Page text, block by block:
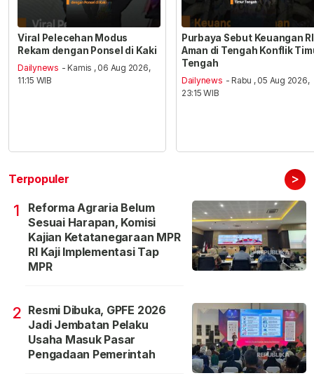
Viral Pelecehan Modus
Rekam dengan Ponsel di Kaki
Dailynews - Kamis , 06 Aug 2026,
11:15 WIB
Purbaya Sebut Keuangan RI
Aman di Tengah Konflik
Tengah
Dailynews - Rabu , 05 Aug 2026,
23:15 WIB
Terpopuler >
1
Reforma Agraria Belum
Sesuai Harapan, Komisi
Kajian Ketatanegaraan MPR
RI Kaji Implementasi Tap
MPR
2 Resmi Dibuka, GPFE 2026
Jadi Jembatan Pelaku
Usaha Masuk Pasar
Pengadaan Pemerintah